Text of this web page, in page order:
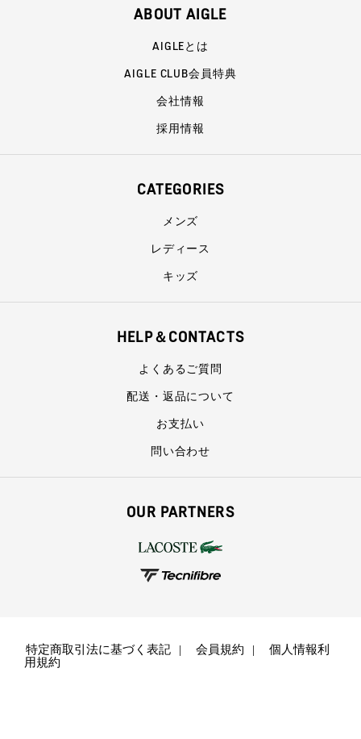
ABOUT AIGLE
AIGLEとは
AIGLE CLUB会員特典
会社情報
採用情報
CATEGORIES
メンズ
レディース
キッズ
HELP＆CONTACTS
よくあるご質問
配送・返品について
お支払い
問い合わせ
OUR PARTNERS
特定商取引法に基づく表記 会員規約
個人情報利
用規約